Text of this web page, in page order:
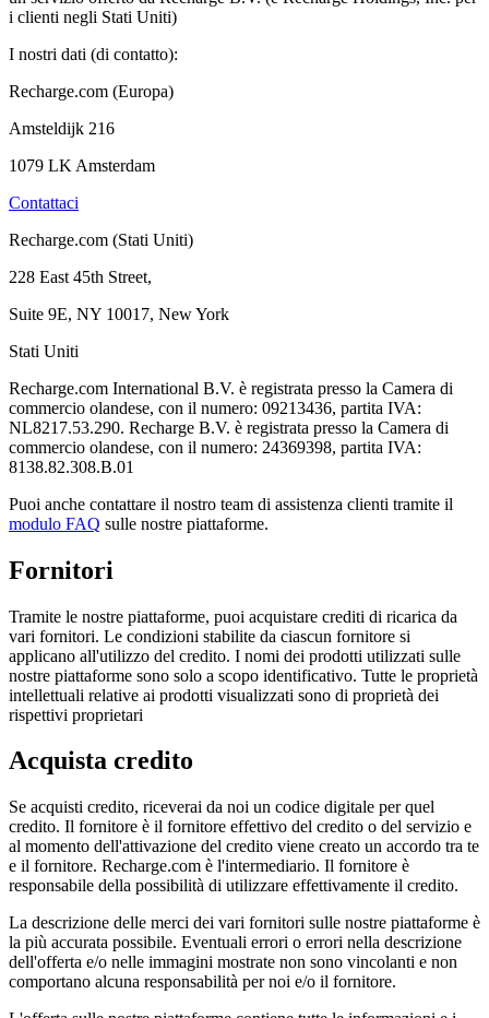
i clienti negli Stati Uniti)
I nostri dati (di contatto):
Recharge.com (Europa)
Amsteldijk 216
1079 LK Amsterdam
Contattaci
Recharge.com (Stati Uniti)
228 East 45th Street,
Suite 9E, NY 10017, New York
Stati Uniti
Recharge.com International B.V. è registrata presso la Camera di
commercio olandese, con il numero: 09213436, partita IVA:
NL8217.53.290. Recharge B.V. è registrata presso la Camera di
commercio olandese, con il numero: 24369398, partita IVA:
8138.82.308.B.01
Puoi anche contattare il nostro team di assistenza clienti tramite il
modulo FAQ sulle nostre piattaforme.
Fornitori
Tramite le nostre piattaforme, puoi acquistare crediti di ricarica da
vari fornitori. Le condizioni stabilite da ciascun fornitore si
applicano all'utilizzo del credito. I nomi dei prodotti utilizzati sulle
nostre piattaforme sono solo a scopo identificativo. Tutte le proprietà
intellettuali relative ai prodotti visualizzati sono di proprietà dei
rispettivi proprietari
Acquista credito
Se acquisti credito, riceverai da noi un codice digitale per quel
credito. Il fornitore è il fornitore effettivo del credito o del servizio e
al momento dell'attivazione del credito viene creato un accordo tra te
e il fornitore. Recharge.com è l'intermediario. Il fornitore è
responsabile della possibilità di utilizzare effettivamente il credito.
La descrizione delle merci dei vari fornitori sulle nostre piattaforme è
la più accurata possibile. Eventuali errori o errori nella descrizione
dell'offerta e/o nelle immagini mostrate non sono vincolanti e non
comportano alcuna responsabilità per noi e/o il fornitore.